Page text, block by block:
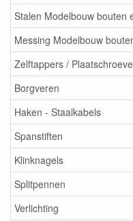
Stalen Modelbouw bouten
Messing Modelbouw
Zelftappers /
Borgveren
Haken - Staalkabels
Spanstiften
Klinknagels
Splitpennen
Verlichting